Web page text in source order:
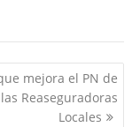
mejora el PN de
las Reaseguradoras
Locales